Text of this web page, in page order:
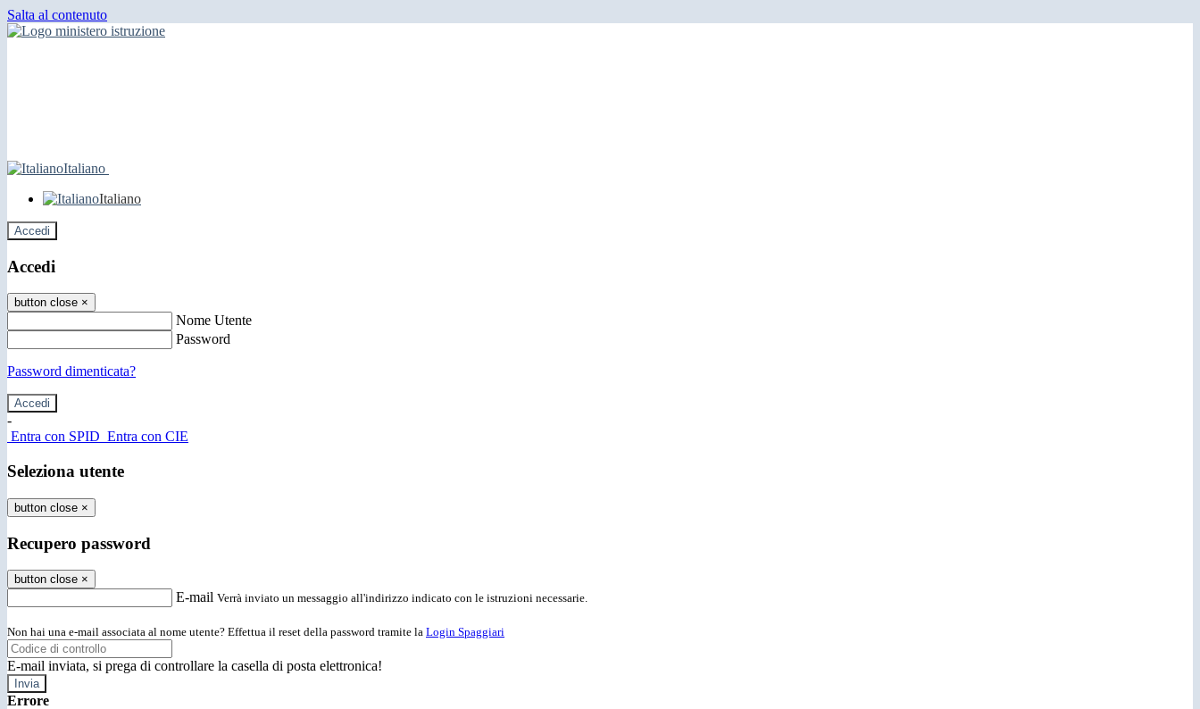
Salta al contenuto
Italiano
Italiano
Accedi
Accedi
button close ×
Nome Utente
Password
Password dimenticata?
-
Entra con SPID Entra con CIE
Seleziona utente
button close ×
Recupero password
button close ×
E-mail Verrà inviato un messaggio all'indirizzo indicato con le istruzioni necessarie.
Non hai una e-mail associata al nome utente? Effettua il reset della password tramite la Login Spaggiari
E-mail inviata, si prega di controllare la casella di posta elettronica!
Errore